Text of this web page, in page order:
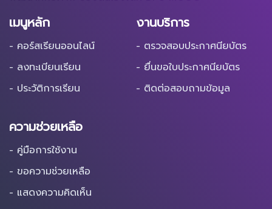
เมนูหลัก
- คอร์สเรียนออนไลน์
- ลงทะเบียนเรียน
- ประวัติการเรียน
งานบริการ
- ตรวจสอบประกาศนียบัตร
- ยื่นขอใบประกาศนียบัตร
- ติดต่อสอบถามข้อมูล
ความช่วยเหลือ
- คู่มือการใช้งาน
- ขอความช่วยเหลือ
- แสดงความคิดเห็น